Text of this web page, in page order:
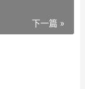
下一篇 »